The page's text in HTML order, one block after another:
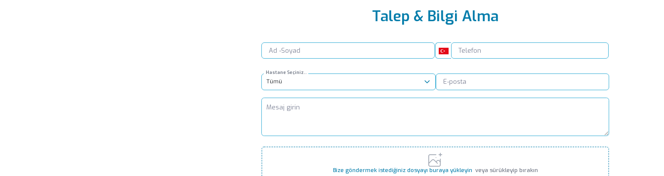
Talep & Bilgi Alma
Hastane Seçiniz..
Tümü
Bize göndermek istediğiniz dosyayı buraya yükleyin veya sürükleyip bırakın